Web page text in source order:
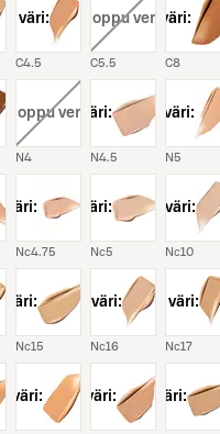
väri:
C4.5
väri: , loppu verkosta
C5.5
väri:
C8
, loppu verkosta
N4
väri:
N4.5
väri:
N5
väri:
Nc4.75
väri:
Nc5
väri:
Nc10
väri:
Nc15
väri:
Nc16
väri:
Nc17
väri: väri: väri: